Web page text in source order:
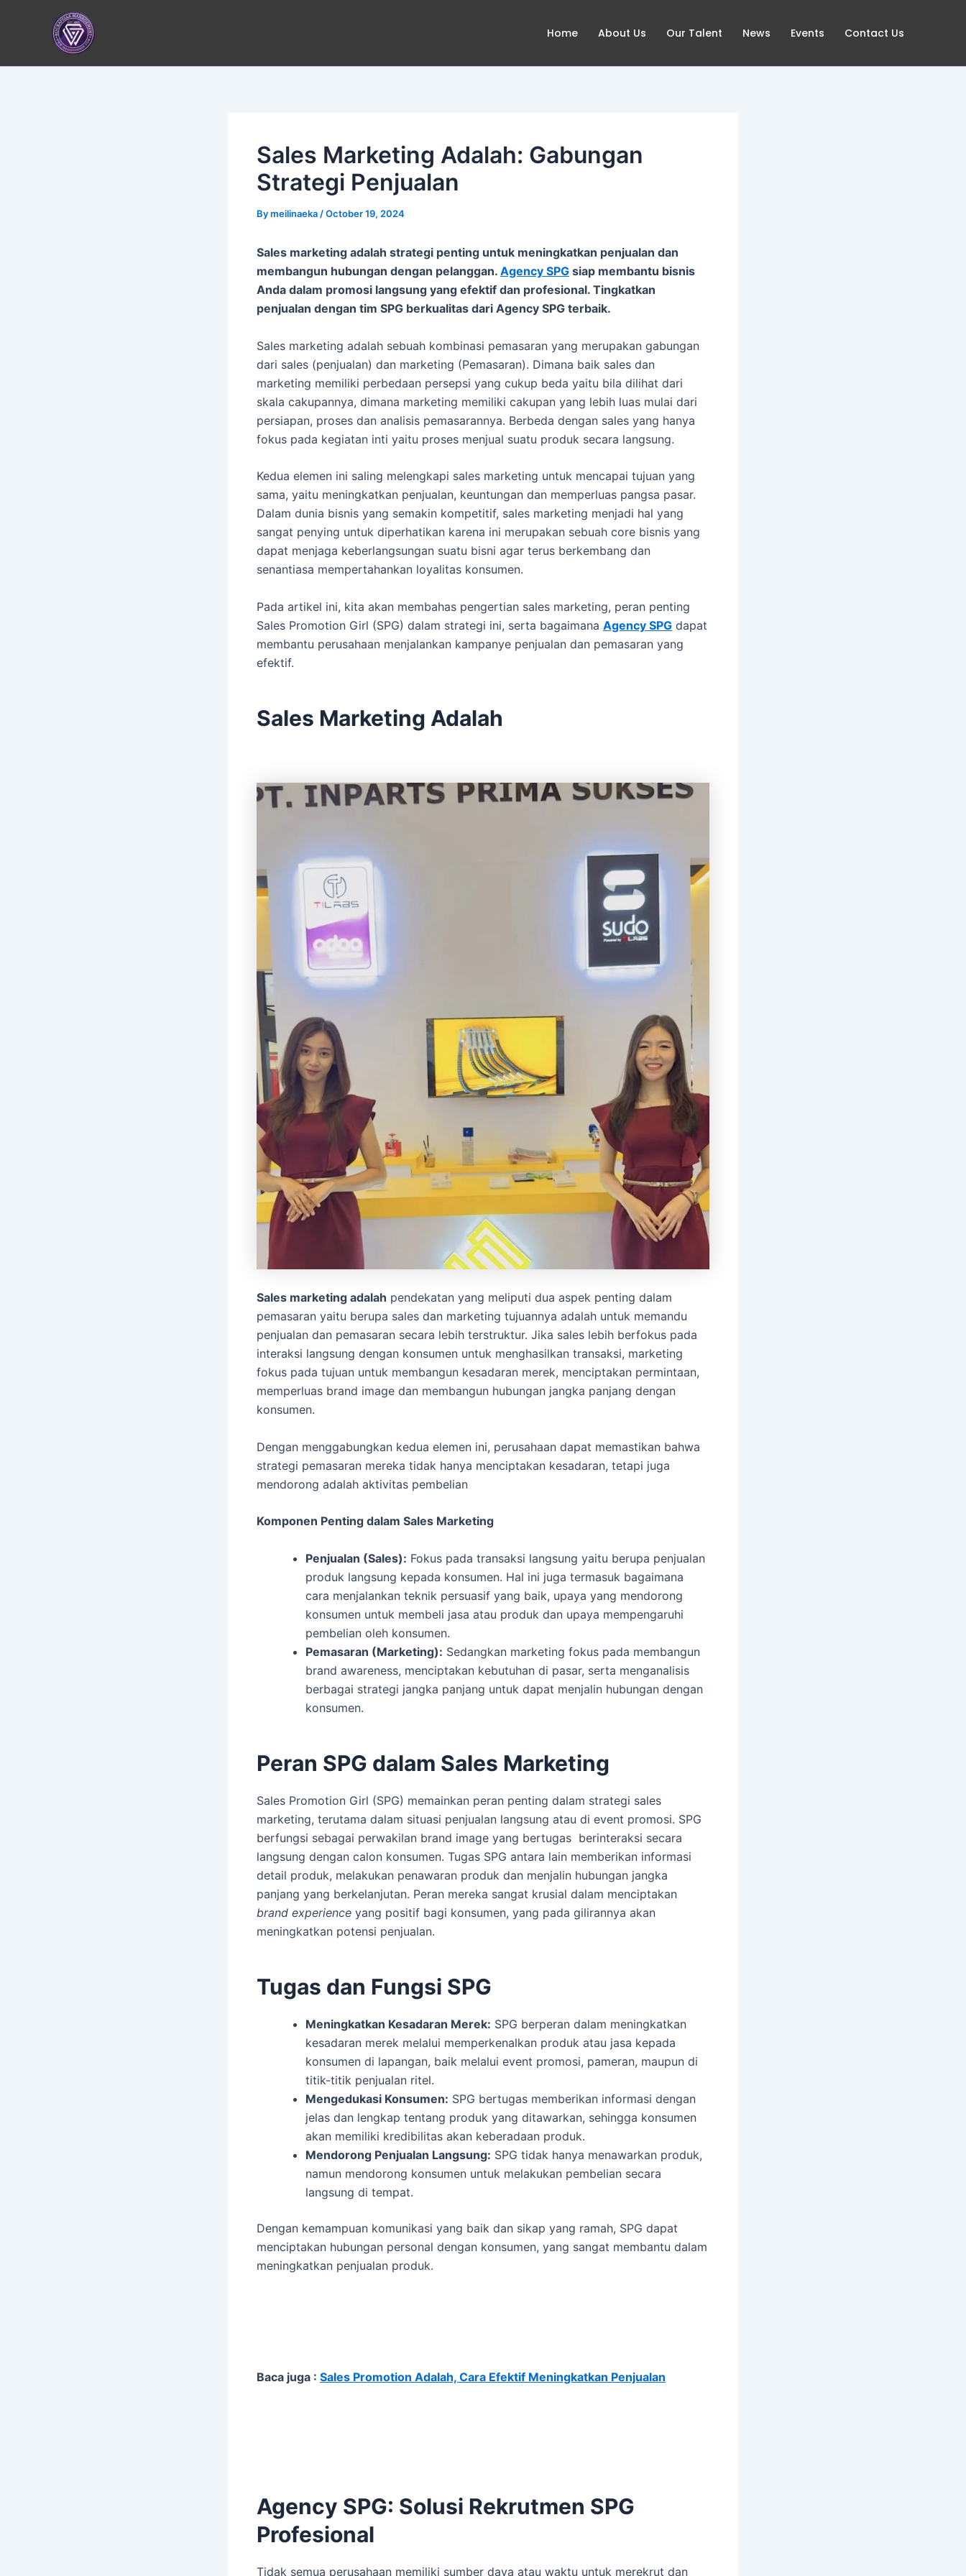
Home About Us Our Talent News Events Contact Us
Sales Marketing Adalah: Gabungan
Strategi Penjualan
Bymeilinaeka /October 19, 2024
Sales marketing adalah strategi penting untuk meningkatkan penjualan dan
membangun hubungan dengan pelanggan. Agency SPG siap membantu bisnis
Anda dalam promosi langsung yang efektif dan profesional. Tingkatkan
penjualan dengan tim SPG berkualitas dari Agency SPG terbaik.
Sales marketing adalah sebuah kombinasi pemasaran yang merupakan gabungan
dari sales (penjualan) dan marketing (Pemasaran). Dimana baik sales dan
marketing memiliki perbedaan persepsi yang cukup beda yaitu bila dilihat dari
skala cakupannya, dimana marketing memiliki cakupan yang lebih luas mulai dari
persiapan, proses dan analisis pemasarannya. Berbeda dengan sales yang hanya
fokus pada kegiatan inti yaitu proses menjual suatu produk secara langsung.
Kedua elemen ini saling melengkapi sales marketing untuk mencapai tujuan yang
sama, yaitu meningkatkan penjualan, keuntungan dan memperluas pangsa pasar.
Dalam dunia bisnis yang semakin kompetitif, sales marketing menjadi hal yang
sangat penying untuk diperhatikan karena ini merupakan sebuah core bisnis yang
dapat menjaga keberlangsungan suatu bisni agar terus berkembang dan
senantiasa mempertahankan loyalitas konsumen.
Pada artikel ini, kita akan membahas pengertian sales marketing, peran penting
Sales Promotion Girl (SPG) dalam strategi ini, serta bagaimana Agency SPG dapat
membantu perusahaan menjalankan kampanye penjualan dan pemasaran yang
efektif.
Sales Marketing Adalah
Sales marketing adalah pendekatan yang meliputi dua aspek penting dalam
pemasaran yaitu berupa sales dan marketing tujuannya adalah untuk memandu
penjualan dan pemasaran secara lebih terstruktur. Jika sales lebih berfokus pada
interaksi langsung dengan konsumen untuk menghasilkan transaksi, marketing
fokus pada tujuan untuk membangun kesadaran merek, menciptakan permintaan,
memperluas brand image dan membangun hubungan jangka panjang dengan
konsumen.
Dengan menggabungkan kedua elemen ini, perusahaan dapat memastikan bahwa
strategi pemasaran mereka tidak hanya menciptakan kesadaran, tetapi juga
mendorong adalah aktivitas pembelian
Komponen Penting dalam Sales Marketing
Penjualan (Sales): Fokus pada transaksi langsung yaitu berupa penjualan
produk langsung kepada konsumen. Hal ini juga termasuk bagaimana
cara menjalankan teknik persuasif yang baik, upaya yang mendorong
konsumen untuk membeli jasa atau produk dan upaya mempengaruhi
pembelian oleh konsumen.
Pemasaran (Marketing): Sedangkan marketing fokus pada membangun
brand awareness, menciptakan kebutuhan di pasar, serta menganalisis
berbagai strategi jangka panjang untuk dapat menjalin hubungan dengan
konsumen.
Peran SPG dalam Sales Marketing
Sales Promotion Girl (SPG) memainkan peran penting dalam strategi sales
marketing, terutama dalam situasi penjualan langsung atau di event promosi. SPG
berfungsi sebagai perwakilan brand image yang bertugas berinteraksi secara
langsung dengan calon konsumen. Tugas SPG antara lain memberikan informasi
detail produk, melakukan penawaran produk dan menjalin hubungan jangka
panjang yang berkelanjutan. Peran mereka sangat krusial dalam menciptakan
brand experience yang positif bagi konsumen, yang pada gilirannya akan
meningkatkan potensi penjualan.
Tugas dan Fungsi SPG
Meningkatkan Kesadaran Merek: SPG berperan dalam meningkatkan
kesadaran merek melalui memperkenalkan produk atau jasa kepada
konsumen di lapangan, baik melalui event promosi, pameran, maupun di
titik-titik penjualan ritel.
Mengedukasi Konsumen: SPG bertugas memberikan informasi dengan
jelas dan lengkap tentang produk yang ditawarkan, sehingga konsumen
akan memiliki kredibilitas akan keberadaan produk.
Mendorong Penjualan Langsung: SPG tidak hanya menawarkan produk,
namun mendorong konsumen untuk melakukan pembelian secara
langsung di tempat.
Dengan kemampuan komunikasi yang baik dan sikap yang ramah, SPG dapat
menciptakan hubungan personal dengan konsumen, yang sangat membantu dalam
meningkatkan penjualan produk.
Baca juga : Sales Promotion Adalah, Cara Efektif Meningkatkan Penjualan
Agency SPG: Solusi Rekrutmen SPG
Profesional
Tidak semua perusahaan memiliki sumber daya atau waktu untuk merekrut dan